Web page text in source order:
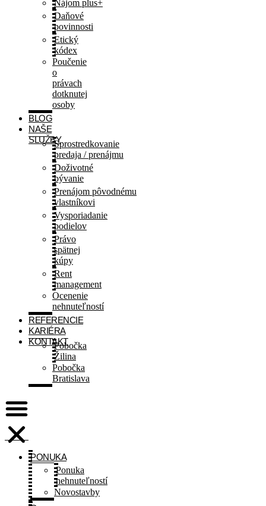
Nájom plus+
Daňové
povinnosti
Etický
kódex
Poučenie
o
právach
dotknutej
osoby
BLOG
NAŠE
SLUŽBYSprostredkovanie
predaja / prenájmu
Doživotné
bývanie
Prenájom pôvodnému
vlastníkovi
Vysporiadanie
podielov
Právo
spätnej
kúpy
Rent
management
Ocenenie
nehnuteľností
REFERENCIE
KARIÉRA
KONTAKTPobočka
Žilina
Pobočka
Bratislava
PONUKA
Ponuka
nehnuteľností
Novostavby